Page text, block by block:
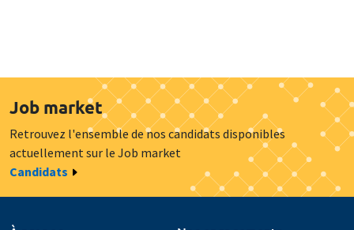
Job market
Retrouvez l'ensemble de nos candidats disponibles
actuellement sur le Job market
Candidats